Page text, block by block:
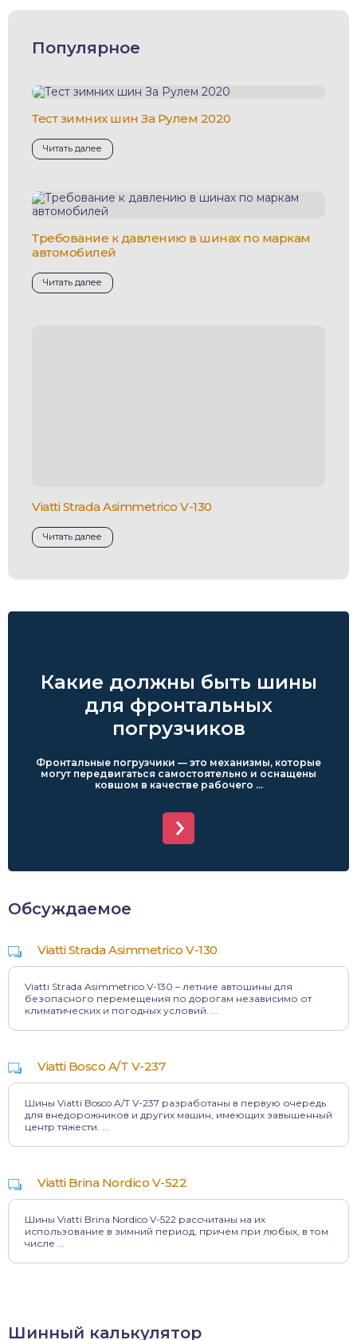
Популярное
Тест зимних шин За Рулем 2020
Читать далее
Требование к давлению в шинах по маркам
автомобилей
Читать далее
Viatti Strada Asimmetrico V-130
Читать далее
Какие должны быть шины
для фронтальных
погрузчиков
Фронтальные погрузчики — это механизмы, которые
могут передвигаться самостоятельно и оснащены
ковшом в качестве рабочего ...
Обсуждаемое
Viatti Strada Asimmetrico V-130
Viatti Strada Asimmetrico V-130 – летние автошины для
безопасного перемещения по дорогам независимо от
климатических и погодных условий. ...
Viatti Bosco A/T V-237
Шины Viatti Bosco A/T V-237 разработаны в первую очередь
для внедорожников и других машин, имеющих завышенный
центр тяжести. ...
Viatti Brina Nordico V-522
Шины Viatti Brina Nordico V-522 рассчитаны на их
использование в зимний период, причем при любых, в том
числе ...
Шинный калькулятор